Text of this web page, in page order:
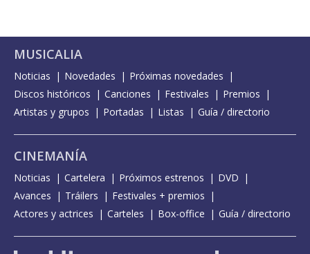
MUSICALIA
Noticias Novedades
Próximas novedades
Discos históricos
Canciones Festivales
Premios
Artistas y grupos
Portadas Listas Guía / directorio
CINEMANÍA
Noticias Cartelera Próximos estrenos
DVD
Avances
Tráilers
Festivales + premios
Actores y actrices
Carteles Box-office Guía / directorio